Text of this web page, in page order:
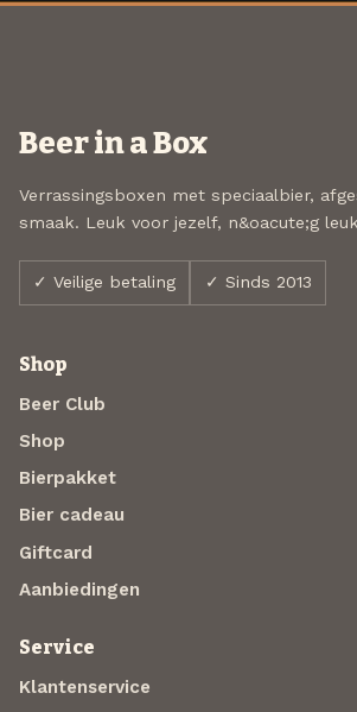
Beer in a Box
Verrassingsboxen met speciaalbier,
smaak. Leuk voor jezelf, n&oacute;g
✓ Veilige betaling ✓ Sinds 2013
Shop
Beer Club
Shop
Bierpakket
Bier cadeau
Giftcard
Aanbiedingen
Service
Klantenservice